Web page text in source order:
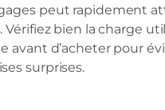
peut rapidement
Vérifiez bien la charge
avant d’acheter pour
surprises.